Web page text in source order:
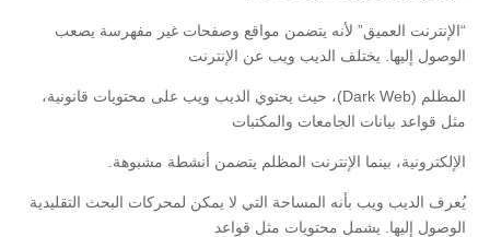
“الإنترنت العميق” لأنه يتضمن مواقع وصفحات غير مفهرسة يصعب
الوصول إليها. يختلف الديب ويب عن الإنترنت
المظلم (Dark Web)، حيث يحتوي الديب ويب على محتويات قانونية،
مثل قواعد بيانات الجامعات والمكتبات
الإلكترونية، بينما الإنترنت المظلم يتضمن أنشطة مشبوهة.
يُعرف الديب ويب بأنه المساحة التي لا يمكن لمحركات البحث التقليدية
الوصول إليها. يشمل محتويات مثل قواعد